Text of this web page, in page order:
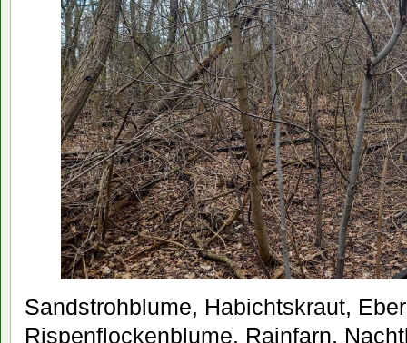
Sandstrohblume, Habichtskraut,
Rispenflockenblume, Rainfarn,